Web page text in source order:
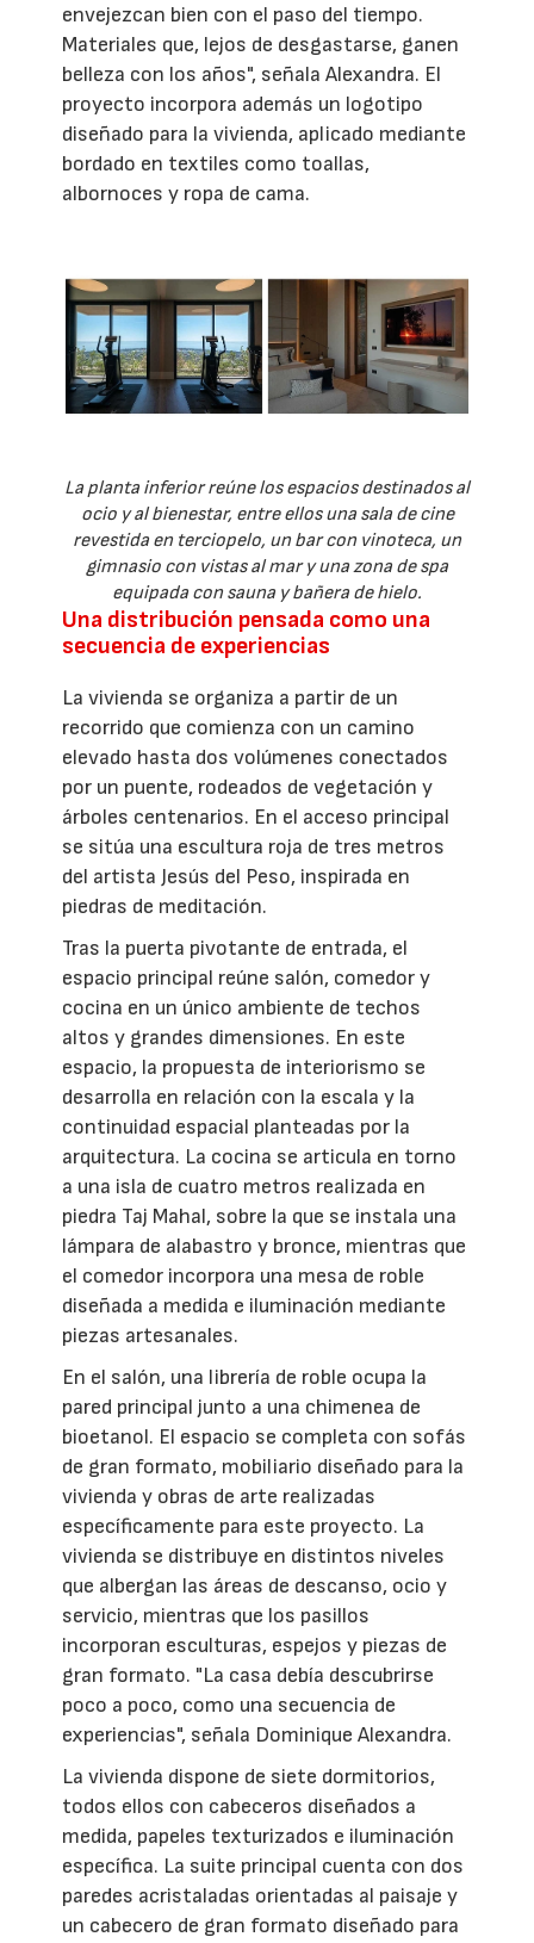
envejezcan bien con el paso del tiempo.
Materiales que, lejos de desgastarse, ganen
belleza con los años", señala Alexandra. El
proyecto incorpora además un logotipo
diseñado para la vivienda, aplicado mediante
bordado en textiles como toallas,
albornoces y ropa de cama.
La planta inferior reúne los espacios destinados al
ocio y al bienestar, entre ellos una sala de cine
revestida en terciopelo, un bar con vinoteca, un
gimnasio con vistas al mar y una zona de spa
equipada con sauna y bañera de hielo.
Una distribución pensada como una
secuencia de experiencias
La vivienda se organiza a partir de un
recorrido que comienza con un camino
elevado hasta dos volúmenes conectados
por un puente, rodeados de vegetación y
árboles centenarios. En el acceso principal
se sitúa una escultura roja de tres metros
del artista Jesús del Peso, inspirada en
piedras de meditación.
Tras la puerta pivotante de entrada, el
espacio principal reúne salón, comedor y
cocina en un único ambiente de techos
altos y grandes dimensiones. En este
espacio, la propuesta de interiorismo se
desarrolla en relación con la escala y la
continuidad espacial planteadas por la
arquitectura. La cocina se articula en torno
a una isla de cuatro metros realizada en
piedra Taj Mahal, sobre la que se instala una
lámpara de alabastro y bronce, mientras que
el comedor incorpora una mesa de roble
diseñada a medida e iluminación mediante
piezas artesanales.
En el salón, una librería de roble ocupa la
pared principal junto a una chimenea de
bioetanol. El espacio se completa con sofás
de gran formato, mobiliario diseñado para la
vivienda y obras de arte realizadas
específicamente para este proyecto. La
vivienda se distribuye en distintos niveles
que albergan las áreas de descanso, ocio y
servicio, mientras que los pasillos
incorporan esculturas, espejos y piezas de
gran formato. "La casa debía descubrirse
poco a poco, como una secuencia de
experiencias", señala Dominique Alexandra.
La vivienda dispone de siete dormitorios,
todos ellos con cabeceros diseñados a
medida, papeles texturizados e iluminación
específica. La suite principal cuenta con dos
paredes acristaladas orientadas al paisaje y
un cabecero de gran formato diseñado para